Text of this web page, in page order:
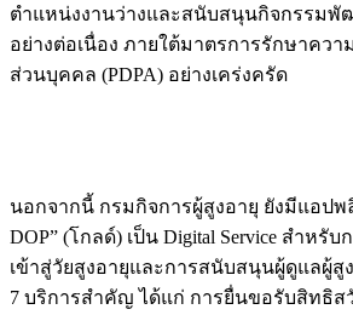
ตำแหน่งงานว่างและสนับสนุนกิจกรรม
อย่างต่อเนื่อง ภายใต้มาตรการรักษาคว
ส่วนบุคคล (PDPA) อย่างเคร่งครัด
นอกจากนี้ กรมกิจการผู้สูงอายุ ยังมีแอปพ
DOP” (โกลด์) เป็น Digital Service สำหรั
เข้าสู่วัยสูงอายุและการสนับสนุนผู้ดูแลผู้สู
7 บริการสำคัญ ได้แก่ การยื่นขอรับสิทธิส